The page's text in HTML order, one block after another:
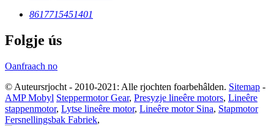
8617715451401
Folgje ús
Oanfraach no
© Auteursrjocht - 2010-2021: Alle rjochten foarbehâlden. Sitemap -
AMP Mobyl Steppermotor Gear, Presyzje lineêre motors, Lineêre
stappenmotor, Lytse lineêre motor, Lineêre motor Sina, Stapmotor
Fersnellingsbak Fabriek,